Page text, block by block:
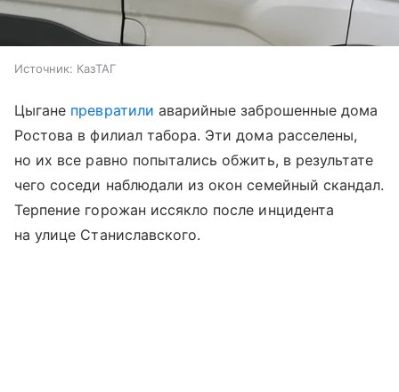
Источник: КазТАГ
Цыгане превратили аварийные заброшенные дома
Ростова в филиал табора. Эти дома расселены,
но их все равно попытались обжить, в результате
чего соседи наблюдали из окон семейный скандал.
Терпение горожан иссякло после инцидента
на улице Станиславского.